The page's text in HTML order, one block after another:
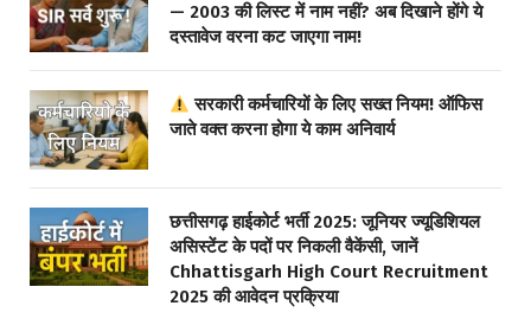
— 2003 की लिस्ट में नाम नहीं? अब दिखाने होंगे ये
दस्तावेज वरना कट जाएगा नाम!
सरकारी कर्मचारियों के लिए सख्त नियम! ऑफिस
जाते वक्त करना होगा ये काम अनिवार्य
छत्तीसगढ़ हाईकोर्ट भर्ती 2025: जूनियर ज्यूडिशियल
असिस्टेंट के पदों पर निकली वैकेंसी, जानें
Chhattisgarh High Court Recruitment
2025 की आवेदन प्रक्रिया